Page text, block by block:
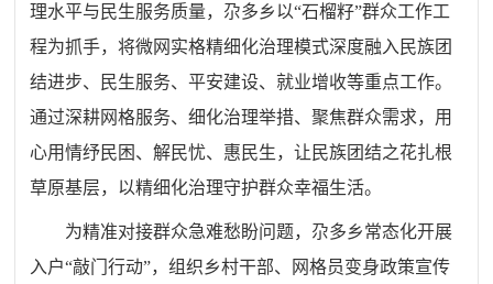
理水平与民生服务质量，尕多乡以“石榴籽”群众工作工
程为抓手，将微网实格精细化治理模式深度融入民族团
结进步、民生服务、平安建设、就业增收等重点工作。
通过深耕网格服务、细化治理举措、聚焦群众需求，用
心用情纾民困、解民忧、惠民生，让民族团结之花扎根
草原基层，以精细化治理守护群众幸福生活。
为精准对接群众急难愁盼问题，尕多乡常态化开展
入户“敲门行动”，组织乡村干部、网格员变身政策宣传